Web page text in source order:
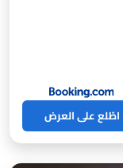
اطّلع على العرض